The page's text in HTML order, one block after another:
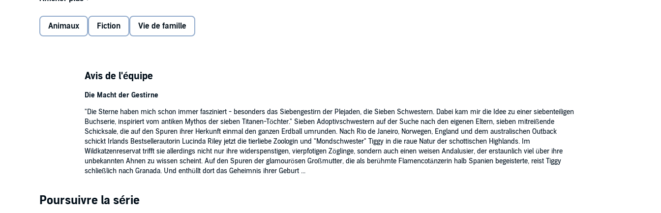
glamourösen Lebensweg ihrer Großmutter Lucia folgt, einer berühmten Flamenco-Tänzerin. Und Tiggy
versteht endlich, welch großes Geschenk ihr zur Stunde ihrer Geburt zuteil wurde...
©2018 Goldmann Verlag, München (P)2018 der Hörverlag
Animaux
Fiction Vie de famille
Avis de l'équipe
Die Macht der Gestirne
"Die Sterne haben mich schon immer fasziniert - besonders das Siebengestirn der Plejaden, die Sieben Schwestern. Dabei kam mir die Idee zu einer siebenteiligen
Buchserie, inspiriert vom antiken Mythos der sieben Titanen-Töchter." Sieben Adoptivschwestern auf der Suche nach den eigenen Eltern, sieben mitreißende
Schicksale, die auf den Spuren ihrer Herkunft einmal den ganzen Erdball umrunden. Nach Rio de Janeiro, Norwegen, England und dem australischen Outback
schickt Irlands Bestsellerautorin Lucinda Riley jetzt die tierliebe Zoologin und "Mondschwester" Tiggy in die raue Natur der schottischen Highlands. Im
Wildkatzenreservat trifft sie allerdings nicht nur ihre widerspenstigen, vierpfotigen Zöglinge, sondern auch einen weisen Andalusier, der erstaunlich viel über ihre
unbekannten Ahnen zu wissen scheint. Auf den Spuren der glamourösen Großmutter, die als berühmte Flamencotänzerin halb Spanien begeisterte, reist Tiggy
schließlich nach Granada. Und enthüllt dort das Geheimnis ihrer Geburt ...
Poursuivre la série